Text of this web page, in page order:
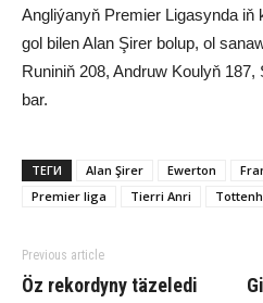
Angliýanyň Premier Ligasynda iň
gol bilen Alan Şirer bolup, ol
Runiniň 208, Andruw Koulyň
bar.
ТЕГИ Alan Şirer Ewerton
Premier liga
Tierri Anri
Previous article
Öz rekordyny täzeledi